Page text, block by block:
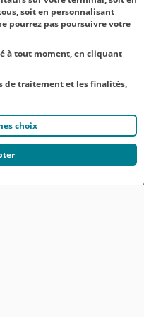
soit en personnalisant
pourrez pas poursuivre votre
à tout moment, en cliquant
de traitement et les finalités,
choix